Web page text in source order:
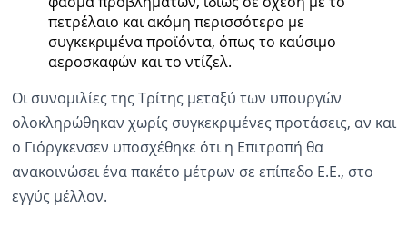
πετρέλαιο και ακόμη περισσότερο με
συγκεκριμένα προϊόντα, όπως το καύσιμο
αεροσκαφών και το ντίζελ.
Οι συνομιλίες της Τρίτης μεταξύ των υπουργών
ολοκληρώθηκαν χωρίς συγκεκριμένες προτάσεις, αν και
ο Γιόργκενσεν υποσχέθηκε ότι η Επιτροπή θα
ανακοινώσει ένα πακέτο μέτρων σε επίπεδο Ε.Ε., στο
εγγύς μέλλον.